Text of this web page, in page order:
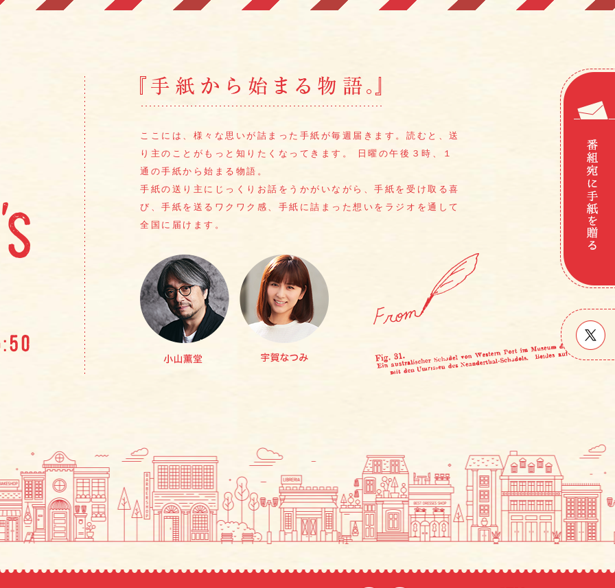
ここには、様々な思いが詰まった手紙が毎週届きます。 読むと、送
り主のことがもっと知りたくなってきます。
日曜の午後３時、１
通の手紙から始まる物語。
手紙の送り主にじっくりお話をうかがいながら、手紙を受け取る喜
び、手紙を送るワクワク感、 手紙に詰まった想いをラジオを通して
全国に届けます。